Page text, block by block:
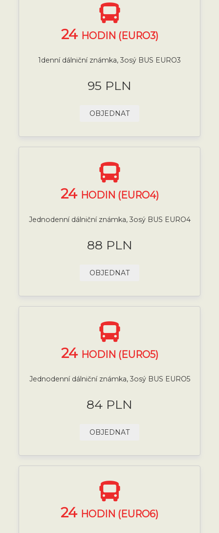
24 HODIN (EURO3)
1denní dálniční známka, 3osý BUS EURO3
95 PLN
OBJEDNAT
24 HODIN (EURO4)
Jednodenní dálniční známka, 3osý BUS EURO4
88 PLN
OBJEDNAT
24 HODIN (EURO5)
Jednodenní dálniční známka, 3osý BUS EURO5
84 PLN
OBJEDNAT
24 HODIN (EURO6)